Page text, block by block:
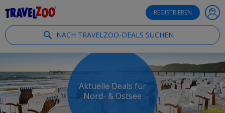
REGISTRIEREN
NACH TRAVELZOO-DEALS SUCHEN
Aktuelle Deals für
Nord- & Ostsee